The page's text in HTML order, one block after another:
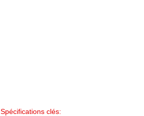
Spécifications clés: